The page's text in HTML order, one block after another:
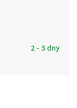
2 - 3 dny